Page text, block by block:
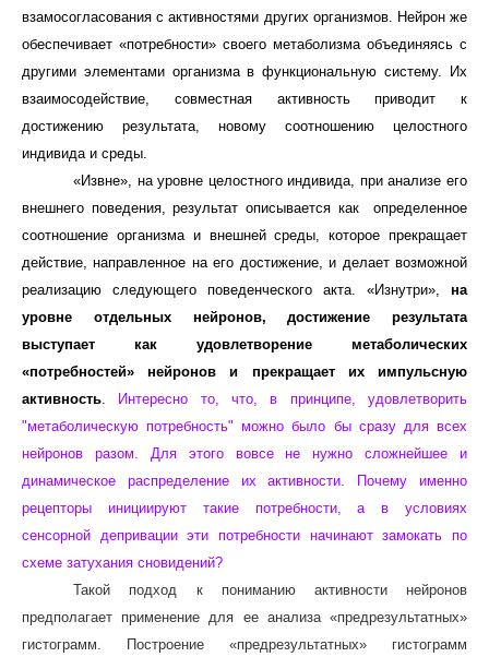
взамосогласования с активностями других организмов. Нейрон же
обеспечивает «потребности» своего метаболизма объединяясь с
другими элементами организма в функциональную систему. Их
взаимосодействие, совместная активность приводит к
достижению результата, новому соотношению целостного
индивида и среды.
«Извне», на уровне целостного индивида, при анализе его
внешнего поведения, результат описывается как определенное
соотношение организма и внешней среды, которое прекращает
действие, направленное на его достижение, и делает возможной
реализацию следующего поведенческого акта. «Изнутри», на
уровне отдельных нейронов, достижение результата
выступает как удовлетворение метаболических
«потребностей» нейронов и прекращает их импульсную
активность.
Интересно то, что, в принципе, удовлетворить
"метаболическую потребность" можно было бы сразу для всех
нейронов разом. Для этого вовсе не нужно сложнейшее и
динамическое распределение их активности. Почему именно
рецепторы инициируют такие потребности, а в условиях
сенсорной депривации эти потребности начинают замокать по
схеме затухания сновидений?
Такой подход к пониманию активности нейронов
предполагает применение для ее анализа «предрезультатных»
гистограмм. Построение «предрезультатных» гистограмм